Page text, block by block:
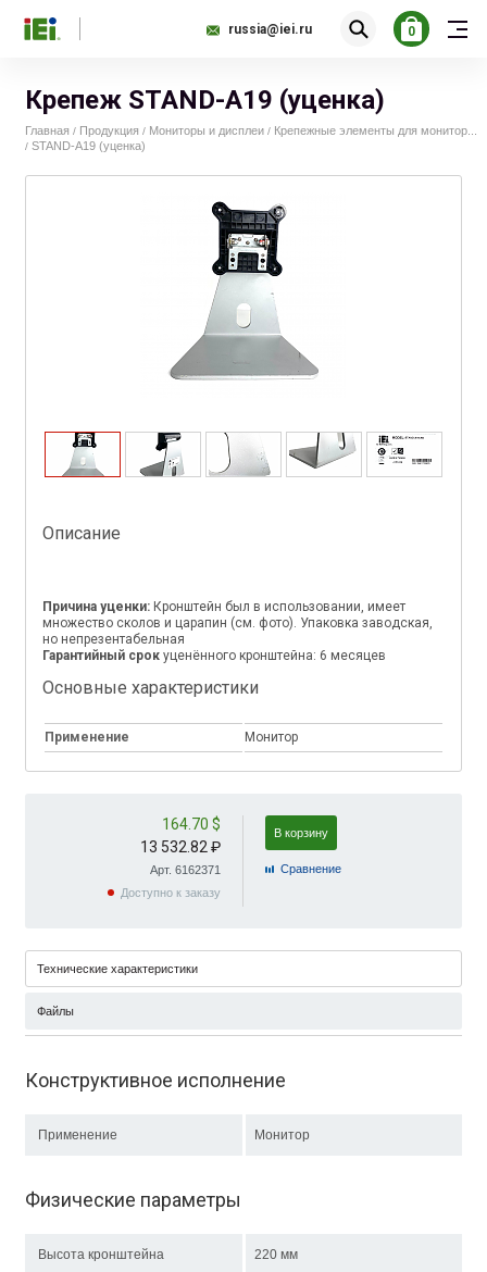
russia@iei.ru 0
Крепеж STAND-A19 (уценка)
Главная / Продукция / Мониторы и дисплеи / Крепежные элементы для монитор...
/ STAND-A19 (уценка)
Описание
Причина уценки: Кронштейн был в использовании, имеет
множество сколов и царапин (см. фото). Упаковка заводская,
но непрезентабельная
Гарантийный срок уценённого кронштейна: 6 месяцев
Основные характеристики
Применение Монитор
164.70 $
13 532.82 ₽
Арт. 6162371
Доступно к заказу
В корзину
Cравнение
Технические характеристики
Файлы
Конструктивное исполнение
Применение Монитор
Физические параметры
Высота кронштейна 220 мм